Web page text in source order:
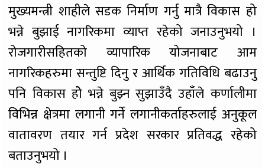
मुख्यमन्त्री शाहीले सडक निर्माण गर्नु मात्रै विकास हो
भन्ने बुझाई नागरिकमा व्याप्त रहेको जनाउनुभयो ।
रोजगारीसहितको व्यापारिक योजनाबाट आम
नागरिकहरुमा सन्तुष्टि दिनु र आर्थिक गतिविधि बढाउनु
पनि विकास होे भन्ने बुझ्न सुझाउँदै उहाँले कर्णालीमा
विभिन्न क्षेत्रमा लगानी गर्ने लगानीकर्ताहरुलाई अनुकूल
वातावरण तयार गर्न प्रदेश सरकार प्रतिवद्ध रहेको
बताउनुभयो ।